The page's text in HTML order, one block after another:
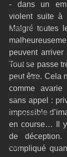
Class Rhum
JMD54
Botin 52
Classe 50
Flying Phantom
L&#39;Hydroptère
F18
- dans un
violent suite à
Malgré toutes
peuvent
Tout se passe
peut être. Cela
comme
sans appel :
impossible
en course… Il y
de déception.
compliqué